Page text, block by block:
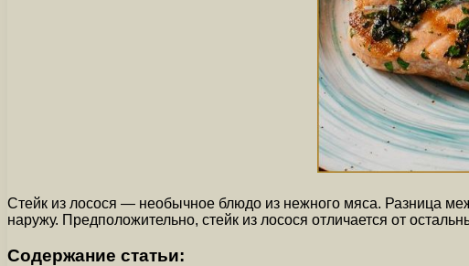
Стейк из лосося — необычное блюдо из нежного мяса. Разница
наружу. Предположительно, стейк из лосося отличается от
Содержание статьи: